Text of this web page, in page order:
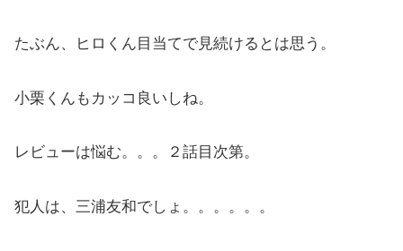
たぶん、ヒロくん目当てで見続けるとは思う。
小栗くんもカッコ良いしね。
レビューは悩む。。。２話目次第。
犯人は、三浦友和でしょ。。。。。。